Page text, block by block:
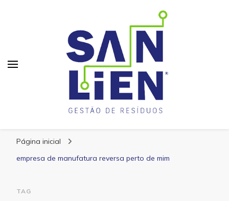
Página inicial
empresa de manufatura reversa perto de mim
TAG